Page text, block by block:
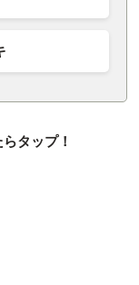
タップ！